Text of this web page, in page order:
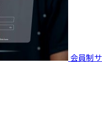
会員制サ